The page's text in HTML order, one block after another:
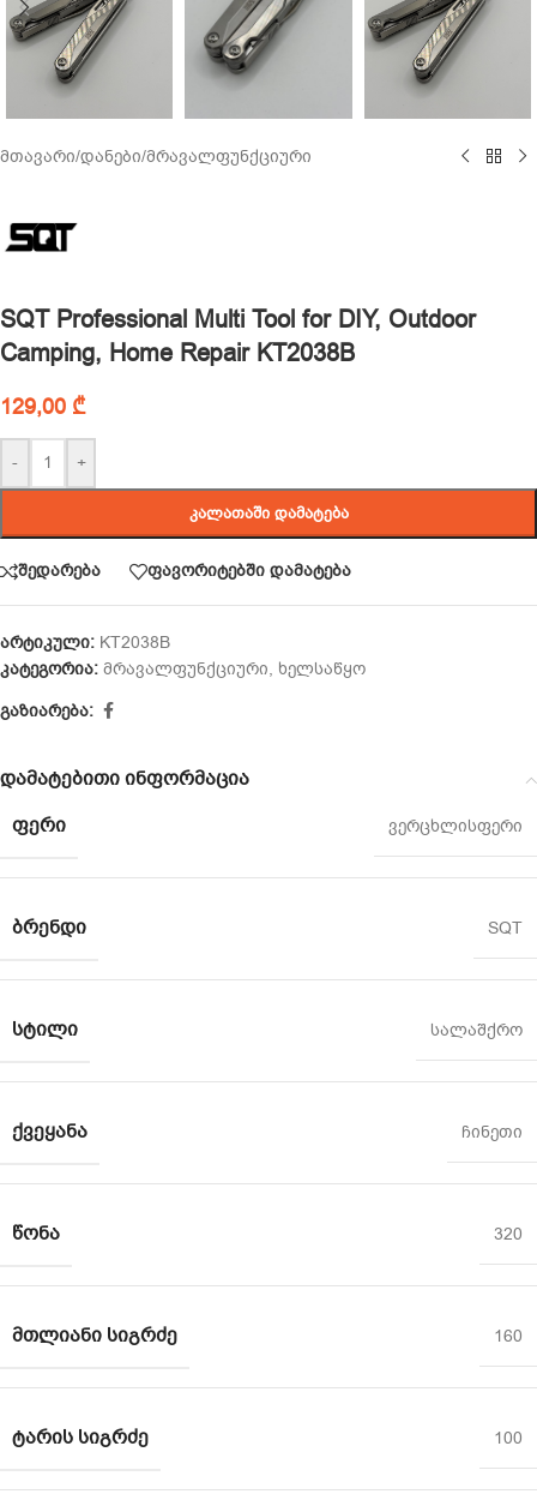
მთავარი/დანები/მრავალფუნქციური
SQT Professional Multi Tool for DIY, Outdoor
Camping, Home Repair KT2038B
129,00 ₾
- +
ᲙᲐᲚᲐᲗᲐᲨᲘ ᲓᲐᲛᲐᲢᲔᲑᲐ
შედარება ფავორიტებში დამატება
არტიკული: KT2038B
კატეგორია: მრავალფუნქციური, ხელსაწყო
გაზიარება:
დამატებითი ინფორმაცია
ᲤᲔᲠᲘ
ვერცხლისფერი
ᲑᲠᲔᲜᲓᲘ SQT
ᲡᲢᲘᲚᲘ სალაშქრო
ᲥᲕᲔᲧᲐᲜᲐ ჩინეთი
ᲬᲝᲜᲐ 320
ᲛᲗᲚᲘᲐᲜᲘ ᲡᲘᲒᲠᲫᲔ 160
ᲢᲐᲠᲘᲡ ᲡᲘᲒᲠᲫᲔ 100